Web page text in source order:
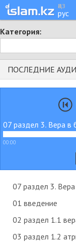
қаз
рус
Категория:
ПОСЛЕДНИЕ
07 раздел 3. Вера в
00:00
07 раздел 3.
01 введение
02 раздел 1.1
03 раздел 1.2